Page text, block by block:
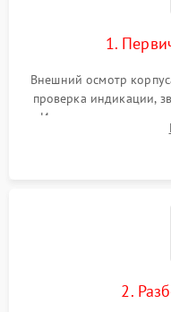
1.
Внешний осмотр
проверка индикации,
Измерение входного
реакции ИБП на
2.